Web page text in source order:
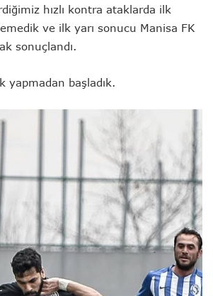
hızlı kontra ataklarda ilk
ve ilk yarı sonucu Manisa FK
sonuçlandı.
yapmadan başladık.